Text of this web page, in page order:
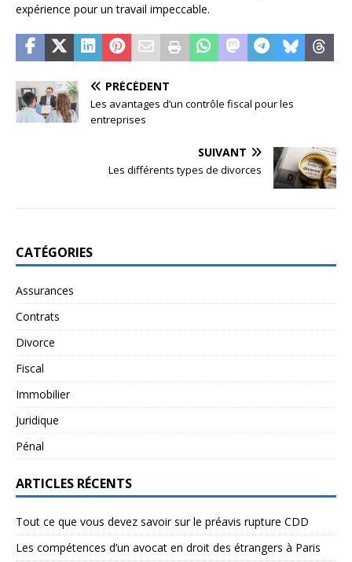
expérience pour un travail impeccable.
PRÉCÉDENT
Les avantages d’un contrôle fiscal pour les
entreprises
SUIVANT
Les différents types de divorces
CATÉGORIES
Assurances
Contrats
Divorce
Fiscal
Immobilier
Juridique
Pénal
ARTICLES RÉCENTS
Tout ce que vous devez savoir sur le préavis rupture CDD
Les compétences d’un avocat en droit des étrangers à Paris